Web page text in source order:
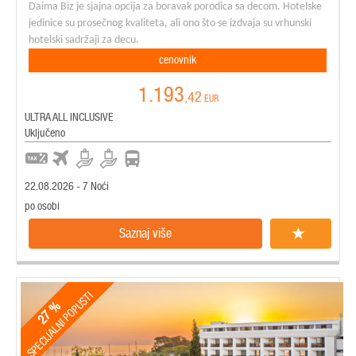
Daima Biz je sjajna opcija za boravak porodica sa decom. Hotelske
jedinice su prosečnog kvaliteta, ali ono što se izdvaja su vrhunski
hotelski sadržaji za decu.
cenovnik
1.193,42 EUR
ULTRA ALL INCLUSIVE
Uključeno
22.08.2026 - 7 Noći
po osobi
Saznaj više
27 %
SPECIJALNI POPUSTI